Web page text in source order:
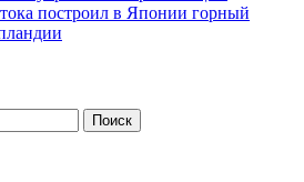
построил в Японии горный